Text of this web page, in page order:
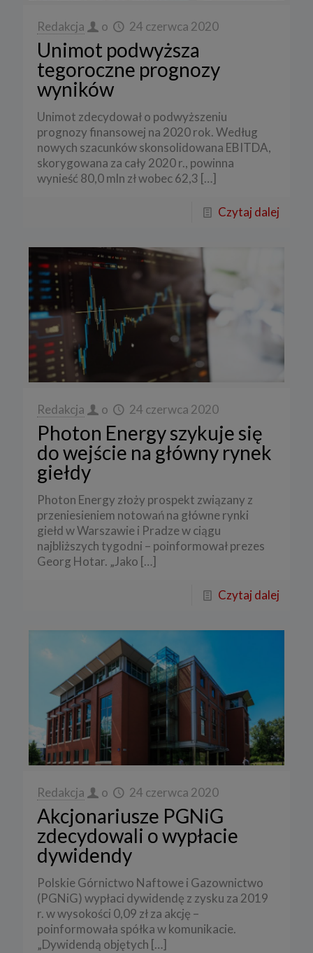
Redakcja o 24 czerwca 2020
Unimot podwyższa
tegoroczne prognozy
wyników
Unimot zdecydował o podwyższeniu
prognozy finansowej na 2020 rok. Według
nowych szacunków skonsolidowana EBITDA,
skorygowana za cały 2020 r., powinna
wynieść 80,0 mln zł wobec 62,3 […]
Czytaj dalej
Redakcja o 24 czerwca 2020
Photon Energy szykuje się
do wejście na główny rynek
giełdy
Photon Energy złoży prospekt związany z
przeniesieniem notowań na główne rynki
giełd w Warszawie i Pradze w ciągu
najbliższych tygodni – poinformował prezes
Georg Hotar. „Jako […]
Czytaj dalej
Redakcja o 24 czerwca 2020
Akcjonariusze PGNiG
zdecydowali o wypłacie
dywidendy
Polskie Górnictwo Naftowe i Gazownictwo
(PGNiG) wypłaci dywidendę z zysku za 2019
r. w wysokości 0,09 zł za akcję –
poinformowała spółka w komunikacie.
„Dywidendą objętych […]